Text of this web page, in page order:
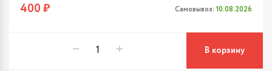
400 ₽ Самовывоз: 10.08.2026
В корзину